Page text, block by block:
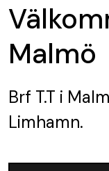
Malmö
Brf T.T i
Limhamn.